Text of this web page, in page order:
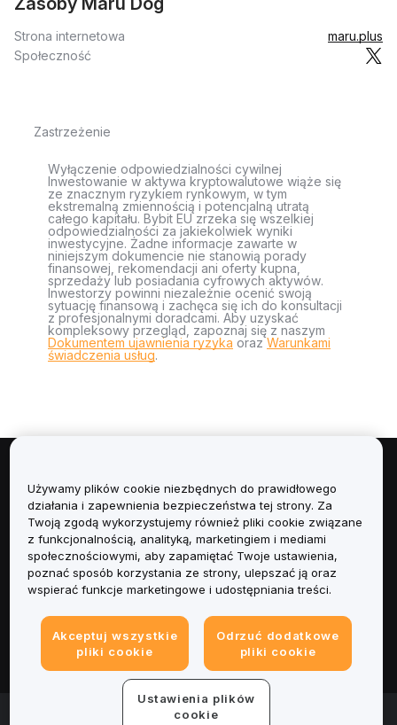
Strona internetowa
maru.plus
Społeczność
Zastrzeżenie
Wyłączenie odpowiedzialności cywilnej
Inwestowanie w aktywa kryptowalutowe wiąże się
ze znacznym ryzykiem rynkowym, w tym
ekstremalną zmiennością i potencjalną utratą
całego kapitału. Bybit EU zrzeka się wszelkiej
odpowiedzialności za jakiekolwiek wyniki
inwestycyjne. Żadne informacje zawarte w
niniejszym dokumencie nie stanowią porady
finansowej, rekomendacji ani oferty kupna,
sprzedaży lub posiadania cyfrowych aktywów.
Inwestorzy powinni niezależnie ocenić swoją
sytuację finansową i zachęca się ich do konsultacji
z profesjonalnymi doradcami. Aby uzyskać
kompleksowy przegląd, zapoznaj się z naszym
Dokumentem ujawnienia ryzyka orazWarunkami
świadczenia usług.
Informacje
Usługi
Obsługa Klienta
Informacje prawne
© 2025-2026 Bybit.eu. Wszystkie prawa zastrzeżone.
Używamy plików cookie niezbędnych do prawidłowego
działania i zapewnienia bezpieczeństwa tej strony. Za
Twoją zgodą wykorzystujemy również pliki cookie związane
z funkcjonalnością, analityką, marketingiem i mediami
społecznościowymi, aby zapamiętać Twoje ustawienia,
poznać sposób korzystania ze strony, ulepszać ją oraz
wspierać funkcje marketingowe i udostępniania treści.
Akceptuj wszystkie
pliki cookie
Odrzuć dodatkowe
pliki cookie
Ustawienia plików
cookie